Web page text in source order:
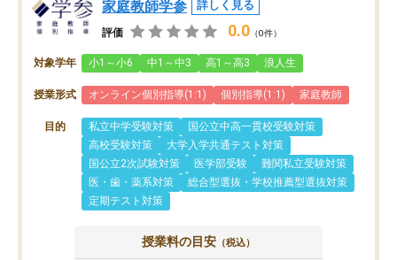
家庭教師学参 詳しく見る
評価 0.0 （0件）
対象学年 小1～小6 中1～中3 高1～高3 浪人生
授業形式 オンライン個別指導(1:1) 個別指導(1:1) 家庭教師
目的 私立中学受験対策
国公立中高一貫校受験対策
高校受験対策
大学入学共通テスト対策
国公立2次試験対策
医学部受験
難関私立受験対策
医・歯・薬系対策
総合型選抜・学校推薦型選抜対策
定期テスト対策
授業料の目安 （税込）